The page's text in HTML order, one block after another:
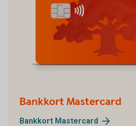
Bankkort Mastercard
Bankkort Mastercard